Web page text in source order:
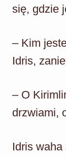
się, gdzie
– Kim
Idris,
– O
drzwiami,
Idris